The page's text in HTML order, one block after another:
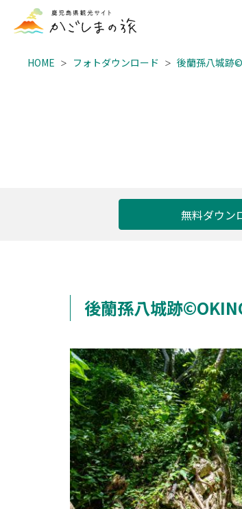
HOME フォトダウンロード 後蘭孫八城跡
無料ダウン
後蘭孫八城跡